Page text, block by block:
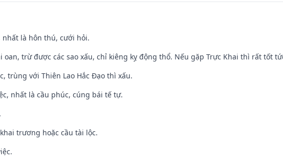
nhất là hôn thú, cưới hỏi.
oan, trừ được các sao xấu, chỉ kiêng kỵ động thổ. Nếu gặp Trực Khai thì rất tốt
trùng với Thiên Lao Hắc Đạo thì xấu.
nhất là cầu phúc, cúng bái tế tự.
trương hoặc cầu tài lộc.